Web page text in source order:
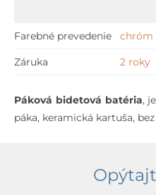
Farebné prevedenie chróm
Záruka 2 roky
Páková bidetová batéria,
páka, keramická kartuša,